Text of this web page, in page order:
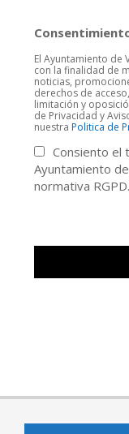
El Ayuntamiento
con la finalidad de
noticias,
derechos de
limitación y
de Privacidad y
nuestra Politica de
Consiento el
Ayuntamiento
normativa RGPD.